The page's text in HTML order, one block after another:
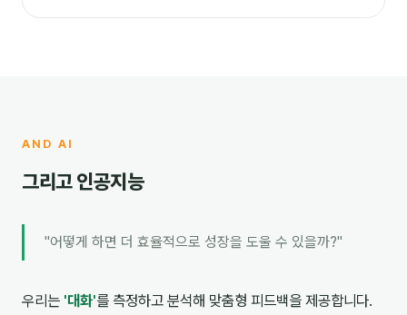
AND AI
그리고 인공지능
"어떻게 하면 더 효율적으로 성장을 도울 수 있을까?"
우리는 '대화'를 측정하고 분석해 맞춤형 피드백을 제공합니다.